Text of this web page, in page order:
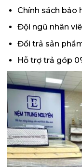
Chính sách bảo
Đội ngũ nhân
Đổi trả sản
Hỗ trợ trả góp